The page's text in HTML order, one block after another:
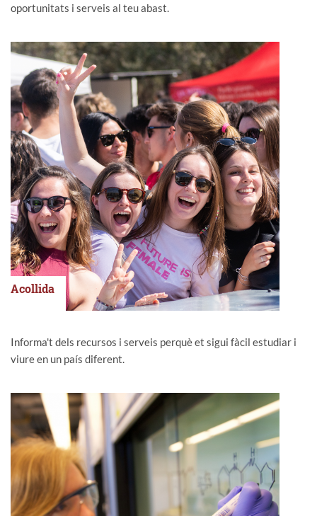
oportunitats i serveis al teu abast.
Acollida
Informa't dels recursos i serveis perquè et sigui fàcil estudiar i
viure en un país diferent.